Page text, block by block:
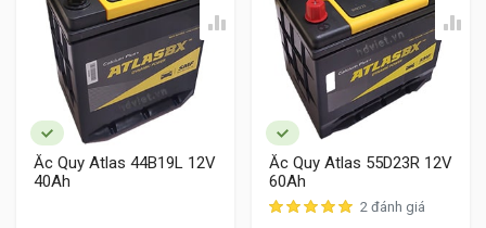
Ắc Quy Atlas 44B19L 12V
40Ah
Ắc Quy Atlas 55D23R 12V
60Ah
2 đánh giá